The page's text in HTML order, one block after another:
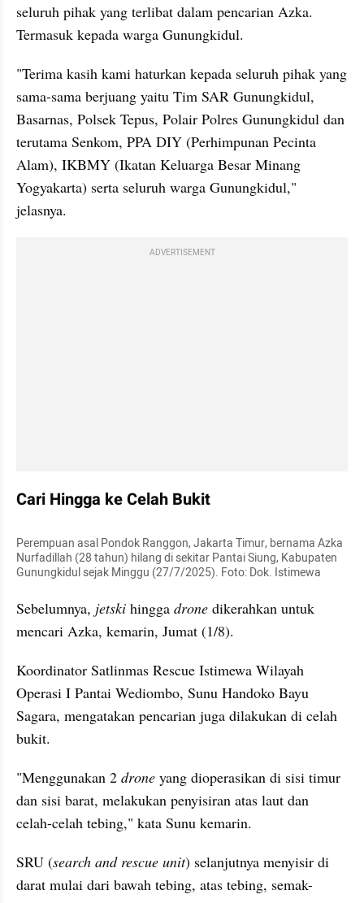
seluruh pihak yang terlibat dalam pencarian Azka.
Termasuk kepada warga Gunungkidul.
"Terima kasih kami haturkan kepada seluruh pihak yang
sama-sama berjuang yaitu Tim SAR Gunungkidul,
Basarnas, Polsek Tepus, Polair Polres Gunungkidul dan
terutama Senkom, PPA DIY (Perhimpunan Pecinta
Alam), IKBMY (Ikatan Keluarga Besar Minang
Yogyakarta) serta seluruh warga Gunungkidul,"
jelasnya.
ADVERTISEMENT
Cari Hingga ke Celah Bukit
Perempuan asal Pondok Ranggon, Jakarta Timur, bernama Azka
Nurfadillah (28 tahun) hilang di sekitar Pantai Siung, Kabupaten
Gunungkidul sejak Minggu (27/7/2025). Foto: Dok. Istimewa
Sebelumnya, jetski hingga drone dikerahkan untuk
mencari Azka, kemarin, Jumat (1/8).
Koordinator Satlinmas Rescue Istimewa Wilayah
Operasi I Pantai Wediombo, Sunu Handoko Bayu
Sagara, mengatakan pencarian juga dilakukan di celah
bukit.
"Menggunakan 2 drone yang dioperasikan di sisi timur
dan sisi barat, melakukan penyisiran atas laut dan
celah-celah tebing," kata Sunu kemarin.
SRU (search and rescue unit) selanjutnya menyisir di
darat mulai dari bawah tebing, atas tebing, semak-